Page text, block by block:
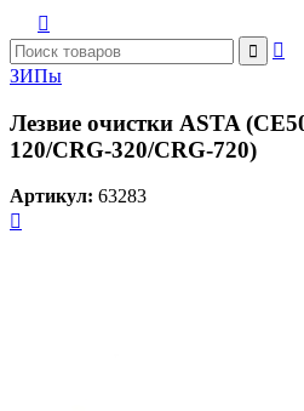



ЗИПы
Лезвие очистки ASTA
120/CRG-320/CRG-720)
Артикул: 63283
